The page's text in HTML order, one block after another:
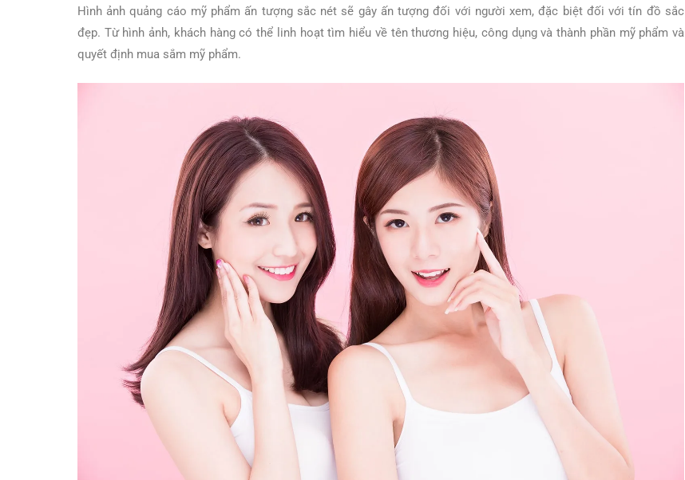
Hình ảnh quảng cáo mỹ phẩm ấn tượng sắc nét sẽ gây ấn tượng đối với người xem, đặc biệt đối với tín đồ sắc
đẹp. Từ hình ảnh, khách hàng có thể linh hoạt tìm hiểu về tên thương hiệu, công dụng và thành phần mỹ phẩm và
quyết định mua sắm mỹ phẩm.